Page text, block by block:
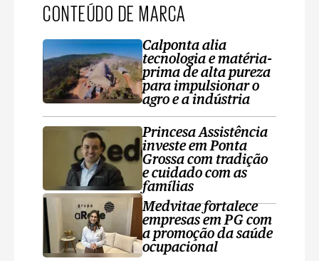
CONTEÚDO DE MARCA
Calponta alia
tecnologia e matéria-
prima de alta pureza
para impulsionar o
agro e a indústria
Princesa Assistência
investe em Ponta
Grossa com tradição
e cuidado com as
famílias
Medvitae fortalece
empresas em PG com
a promoção da saúde
ocupacional